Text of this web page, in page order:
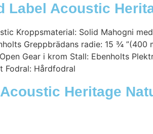
Label Acoustic
Kroppsmaterial: Solid Mahogni
Greppbrädans radie: 15 ¾ ”(400
Gear i krom Stall: Ebenholts
Fodral: Hårdfodral
Heritage